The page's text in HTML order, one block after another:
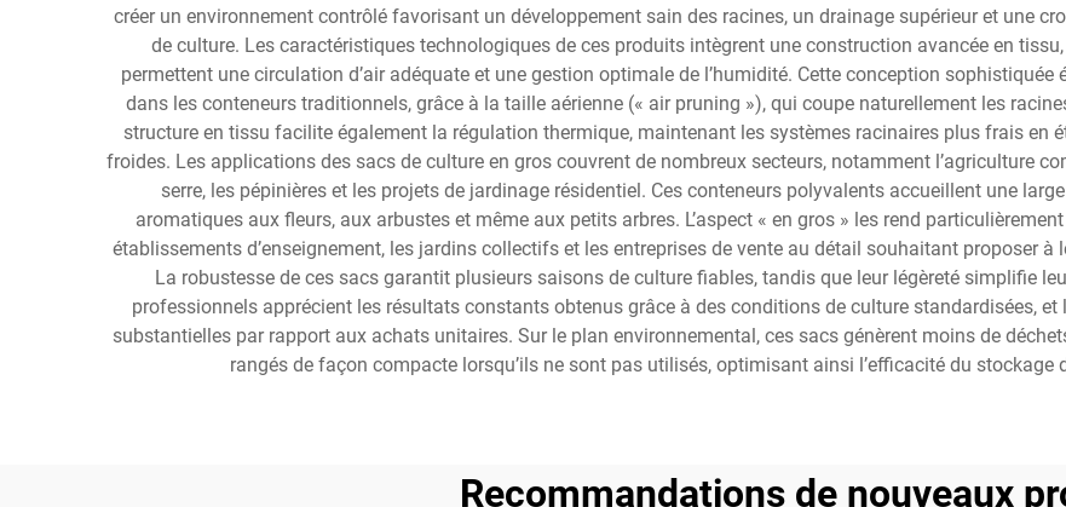
créer un environnement contrôlé favorisant un développement sain des racines, un drainage supérieur et une
de culture. Les caractéristiques technologiques de ces produits intègrent une construction avancée en
permettent une circulation d’air adéquate et une gestion optimale de l’humidité. Cette conception sophistiquée
dans les conteneurs traditionnels, grâce à la taille aérienne (« air pruning »), qui coupe naturellement les
structure en tissu facilite également la régulation thermique, maintenant les systèmes racinaires plus frais en
froides. Les applications des sacs de culture en gros couvrent de nombreux secteurs, notamment l’agriculture
serre, les pépinières et les projets de jardinage résidentiel. Ces conteneurs polyvalents accueillent une
aromatiques aux fleurs, aux arbustes et même aux petits arbres. L’aspect « en gros » les rend
établissements d’enseignement, les jardins collectifs et les entreprises de vente au détail souhaitant proposer
La robustesse de ces sacs garantit plusieurs saisons de culture fiables, tandis que leur légèreté simplifie
professionnels apprécient les résultats constants obtenus grâce à des conditions de culture standardisées,
substantielles par rapport aux achats unitaires. Sur le plan environnemental, ces sacs génèrent moins de
rangés de façon compacte lorsqu’ils ne sont pas utilisés, optimisant ainsi l’efficacité du
Recommandations de nouveaux